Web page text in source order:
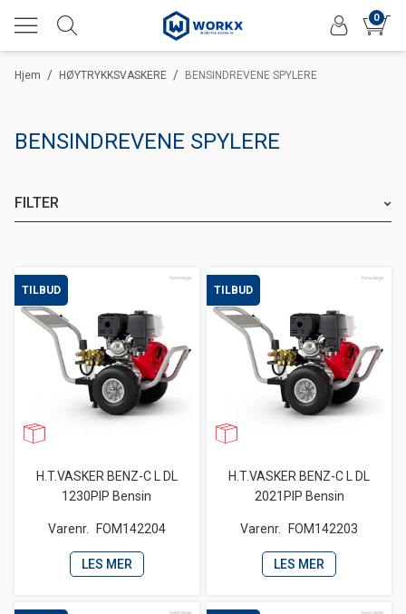
0
/
Hjem /
HØYTRYKKSVASKERE BENSINDREVENE SPYLERE
BENSINDREVENE SPYLERE
FILTER
TILBUD
H.T.VASKER BENZ-C L DL
1230PIP Bensin
Varenr. FOM142204
LES MER
TILBUD
H.T.VASKER BENZ-C L DL
2021PIP Bensin
Varenr. FOM142203
LES MER